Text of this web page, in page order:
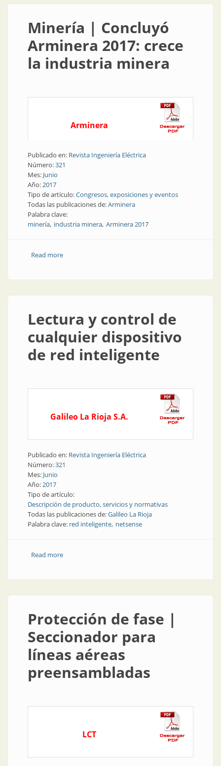
Minería | Concluyó
Arminera 2017: crece
la industria minera
Arminera
Publicado en: Revista Ingeniería Eléctrica
Número:321
Mes: Junio
Año:2017
Tipo de artículo:Congresos, exposiciones y eventos
Todas las publicaciones de:Arminera
Palabra clave:
minería industria minera Arminera 2017
Read moreabout Minería | Concluyó Arminera 2017: crece la
Lectura y control de
cualquier dispositivo
de red inteligente
Galileo La Rioja S.A.
Publicado en: Revista Ingeniería Eléctrica
Número:321
Mes: Junio
Año:2017
Tipo de artículo:
Descripción de producto, servicios y normativas
Todas las publicaciones de:Galileo La Rioja
Palabra clave: red inteligente netsense
Read moreabout Lectura y control de cualquier dispositivo de
Protección de fase |
Seccionador para
líneas aéreas
preensambladas
LCT